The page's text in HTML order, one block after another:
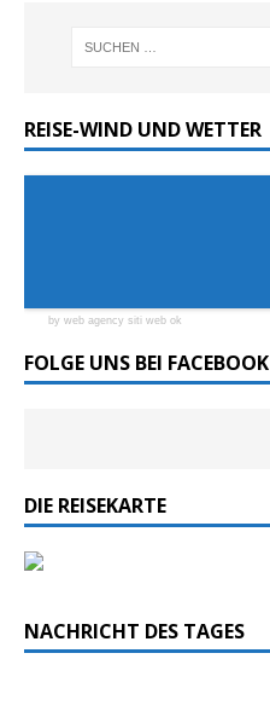
REISE-WIND UND WETTER
by web agency siti web ok
FOLGE UNS BEI FACEBOOK
DIE REISEKARTE
NACHRICHT DES TAGES